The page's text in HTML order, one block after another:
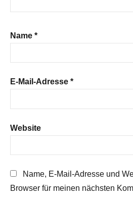
Name *
E-Mail-Adresse *
Website
Name, E-Mail-Adresse und
Browser für meinen nächsten